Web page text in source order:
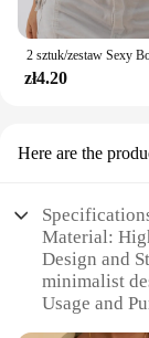
zł4.20
Here are the
Material:
Design and
minimalist
Usage and